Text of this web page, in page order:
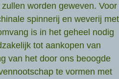
worden geweven. Voor
spinnerij en weverij met
is in het geheel nodig
tot aankopen van
van het door ons beoogde
te vormen met